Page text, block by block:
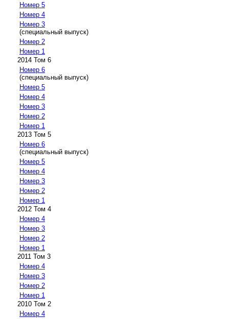
Номер 5
Номер 4
Номер 3
(специальный выпуск)
Номер 2
Номер 1
2014 Том 6
Номер 6
(специальный выпуск)
Номер 5
Номер 4
Номер 3
Номер 2
Номер 1
2013 Том 5
Номер 6
(специальный выпуск)
Номер 5
Номер 4
Номер 3
Номер 2
Номер 1
2012 Том 4
Номер 4
Номер 3
Номер 2
Номер 1
2011 Том 3
Номер 4
Номер 3
Номер 2
Номер 1
2010 Том 2
Номер 4